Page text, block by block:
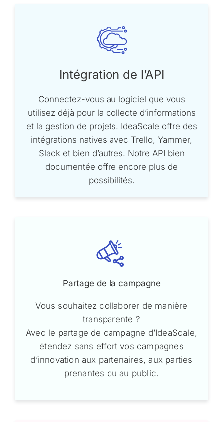
Intégration de l’API
Connectez-vous au logiciel que vous
utilisez déjà pour la collecte d’informations
et la gestion de projets. IdeaScale offre des
intégrations natives avec Trello, Yammer,
Slack et bien d’autres. Notre API bien
documentée offre encore plus de
possibilités.
Partage de la campagne
Vous souhaitez collaborer de manière
transparente ?
Avec le partage de campagne d’IdeaScale,
étendez sans effort vos campagnes
d’innovation aux partenaires, aux parties
prenantes ou au public.